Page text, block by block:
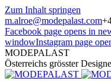
Zum Inhalt springen
m.alroe@modepalast.com
Facebook page opens in
windowInstagram page
MODEPALAST
Österreichs grösster